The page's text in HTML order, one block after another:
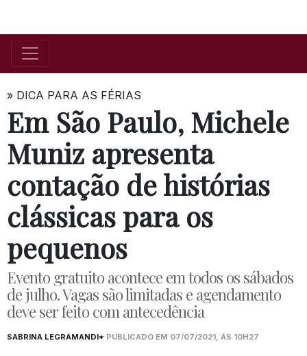
» DICA PARA AS FÉRIAS
Em São Paulo, Michele
Muniz apresenta
contação de histórias
clássicas para os
pequenos
Evento gratuito acontece em todos os sábados
de julho. Vagas são limitadas e agendamento
deve ser feito com antecedência
SABRINA LEGRAMANDI* PUBLICADO EM 07/07/2021, ÀS 10H27